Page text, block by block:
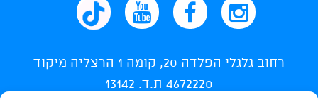
רחוב גלגלי הפלדה 20, קומה 1 הרצליה מיקוד
4672220 ת.ד. 13142